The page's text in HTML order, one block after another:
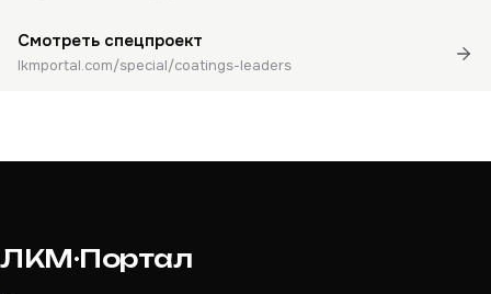
Смотреть спецпроект
lkmportal.com/special/coatings-leaders
ЛКМ·Портал